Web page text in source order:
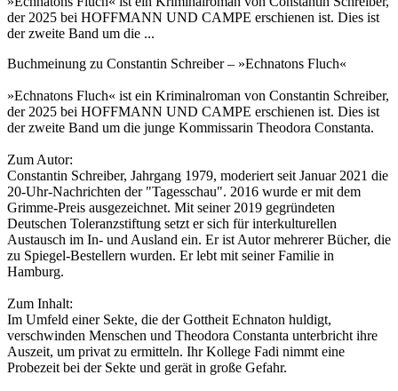
der 2025 bei HOFFMANN UND CAMPE erschienen ist. Dies ist
der zweite Band um die ...
Buchmeinung zu Constantin Schreiber – »Echnatons Fluch«
»Echnatons Fluch« ist ein Kriminalroman von Constantin Schreiber,
der 2025 bei HOFFMANN UND CAMPE erschienen ist. Dies ist
der zweite Band um die junge Kommissarin Theodora Constanta.
Zum Autor:
Constantin Schreiber, Jahrgang 1979, moderiert seit Januar 2021 die
20-Uhr-Nachrichten der "Tagesschau". 2016 wurde er mit dem
Grimme-Preis ausgezeichnet. Mit seiner 2019 gegründeten
Deutschen Toleranzstiftung setzt er sich für interkulturellen
Austausch im In- und Ausland ein. Er ist Autor mehrerer Bücher, die
zu Spiegel-Bestellern wurden. Er lebt mit seiner Familie in
Hamburg.
Zum Inhalt:
Im Umfeld einer Sekte, die der Gottheit Echnaton huldigt,
verschwinden Menschen und Theodora Constanta unterbricht ihre
Auszeit, um privat zu ermitteln. Ihr Kollege Fadi nimmt eine
Probezeit bei der Sekte und gerät in große Gefahr.